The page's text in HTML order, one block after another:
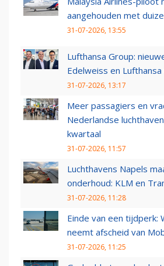
aangehouden met
31-07-2026, 13:55
Lufthansa Group:
Edelweiss en Lufthansa
31-07-2026, 13:17
Meer passagiers en
Nederlandse
kwartaal
31-07-2026, 11:57
Luchthavens Napels
onderhoud: KLM en
31-07-2026, 11:28
Einde van een tijdperk:
neemt afscheid van
31-07-2026, 11:25